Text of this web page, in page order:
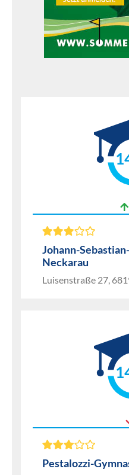
Johann-
Neckarau
Luisenstraße 27,
Pestalozzi-